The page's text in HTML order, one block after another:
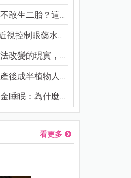
生二胎？這8...
控制眼藥水納...
改變的現實，...
後成半植物人...
睡眠：為什麼...
看更多